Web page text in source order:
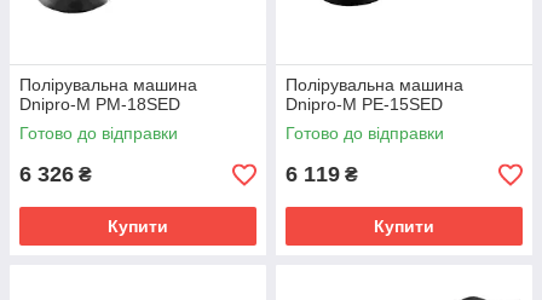
Полірувальна машина
Dnipro-M PM-18SED
Готово до відправки
6 326 ₴
Купити
Полірувальна машина
Dnipro-M PE-15SED
Готово до відправки
6 119 ₴
Купити